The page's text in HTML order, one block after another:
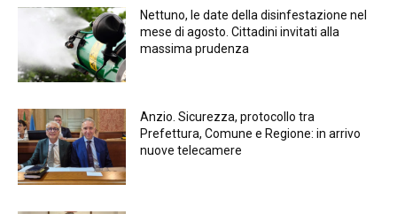
Nettuno, le date della disinfestazione nel
mese di agosto. Cittadini invitati alla
massima prudenza
Anzio. Sicurezza, protocollo tra
Prefettura, Comune e Regione: in arrivo
nuove telecamere